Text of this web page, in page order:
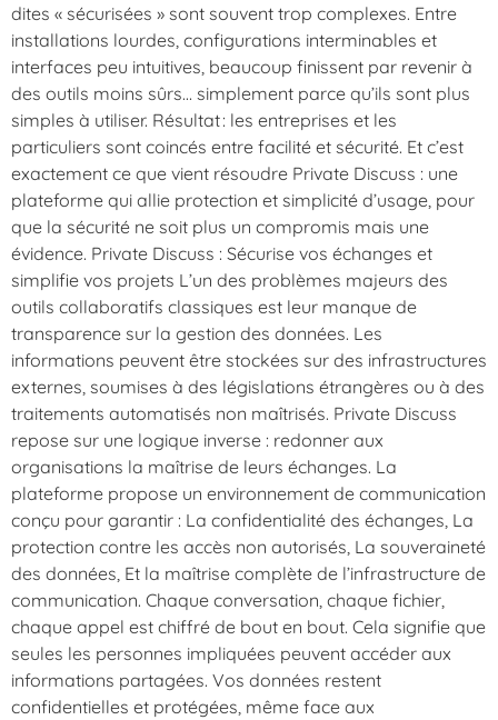
dites « sécurisées » sont souvent trop complexes. Entre
installations lourdes, configurations interminables et
interfaces peu intuitives, beaucoup finissent par revenir à
des outils moins sûrs… simplement parce qu’ils sont plus
simples à utiliser. Résultat : les entreprises et les
particuliers sont coincés entre facilité et sécurité. Et c’est
exactement ce que vient résoudre Private Discuss : une
plateforme qui allie protection et simplicité d’usage, pour
que la sécurité ne soit plus un compromis mais une
évidence. Private Discuss : Sécurise vos échanges et
simplifie vos projets L’un des problèmes majeurs des
outils collaboratifs classiques est leur manque de
transparence sur la gestion des données. Les
informations peuvent être stockées sur des infrastructures
externes, soumises à des législations étrangères ou à des
traitements automatisés non maîtrisés. Private Discuss
repose sur une logique inverse : redonner aux
organisations la maîtrise de leurs échanges. La
plateforme propose un environnement de communication
conçu pour garantir : La confidentialité des échanges, La
protection contre les accès non autorisés, La souveraineté
des données, Et la maîtrise complète de l’infrastructure de
communication. Chaque conversation, chaque fichier,
chaque appel est chiffré de bout en bout. Cela signifie que
seules les personnes impliquées peuvent accéder aux
informations partagées. Vos données restent
confidentielles et protégées, même face aux